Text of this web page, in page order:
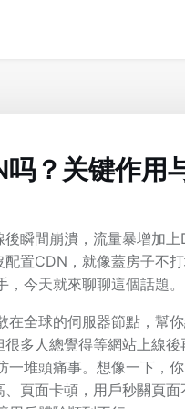
？关键作用
瞬間崩潰，流量暴增加
置CDN，就像蓋房子不
今天就來聊聊這個話題。
全球的伺服器節點，幫
多人總覺得等網站上線
堆頭痛事。想像一下，
頁面卡頓，用戶秒關頁